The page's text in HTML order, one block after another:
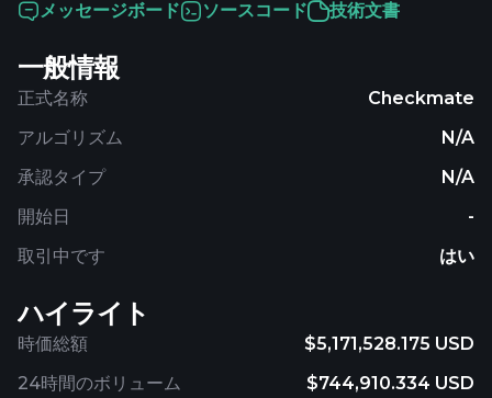
メッセージボード ソースコード 技術文書
一般情報
正式名称
Checkmate
アルゴリズム
N/A
承認タイプ
N/A
開始日
-
取引中です
はい
ハイライト
時価総額
$5,171,528.175 USD
24時間のボリューム
$744,910.334 USD